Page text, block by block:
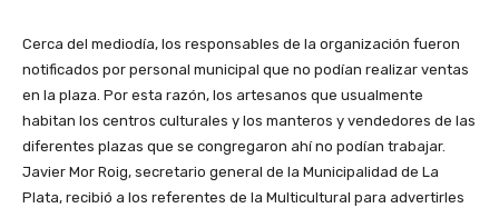
Cerca del mediodía, los responsables de la organización fueron
notificados por personal municipal que no podían realizar ventas
en la plaza. Por esta razón, los artesanos que usualmente
habitan los centros culturales y los manteros y vendedores de las
diferentes plazas que se congregaron ahí no podían trabajar.
Javier Mor Roig, secretario general de la Municipalidad de La
Plata, recibió a los referentes de la Multicultural para advertirles